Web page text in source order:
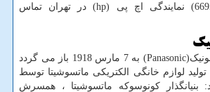
hp)) در تهران تماس
Panasonic
) به 7 مارس 1918 باز می گردد
لوازم خانگی الکتریکی ماتسوشیتا توسط
کونوسوکه ماتسوشیتا ، همسرش